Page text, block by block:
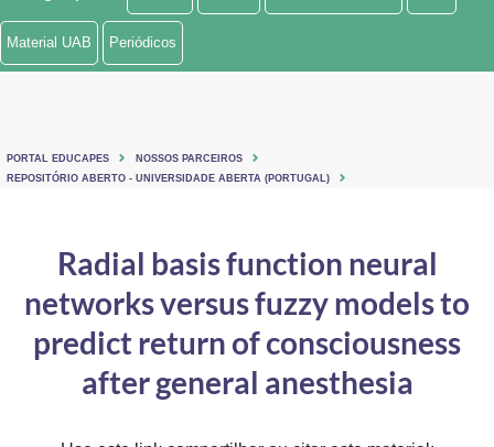
Ministério de Minas e Energia
Ministério do Turismo
Controladoria-Geral da União
Ministério da Mulher, da Família e dos Direitos Humanos
Material UAB Periódicos
PORTAL EDUCAPES
NOSSOS PARCEIROS
REPOSITÓRIO ABERTO - UNIVERSIDADE ABERTA (PORTUGAL)
Radial basis function neural
networks versus fuzzy models to
predict return of consciousness
after general anesthesia